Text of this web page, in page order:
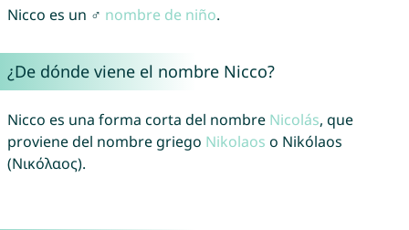
Nicco es un ♂ nombre de niño.
¿De dónde viene el nombre Nicco?
Nicco es una forma corta del nombre Nicolás, que
proviene del nombre griego Nikolaos o Nikólaos
(Νικόλαος).